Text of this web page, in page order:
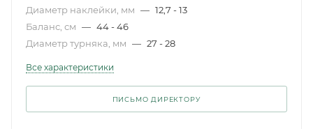
Диаметр наклейки, мм — 12,7 - 13
Баланс, см — 44 - 46
Диаметр турняка, мм — 27 - 28
Все характеристики
ПИСЬМО ДИРЕКТОРУ